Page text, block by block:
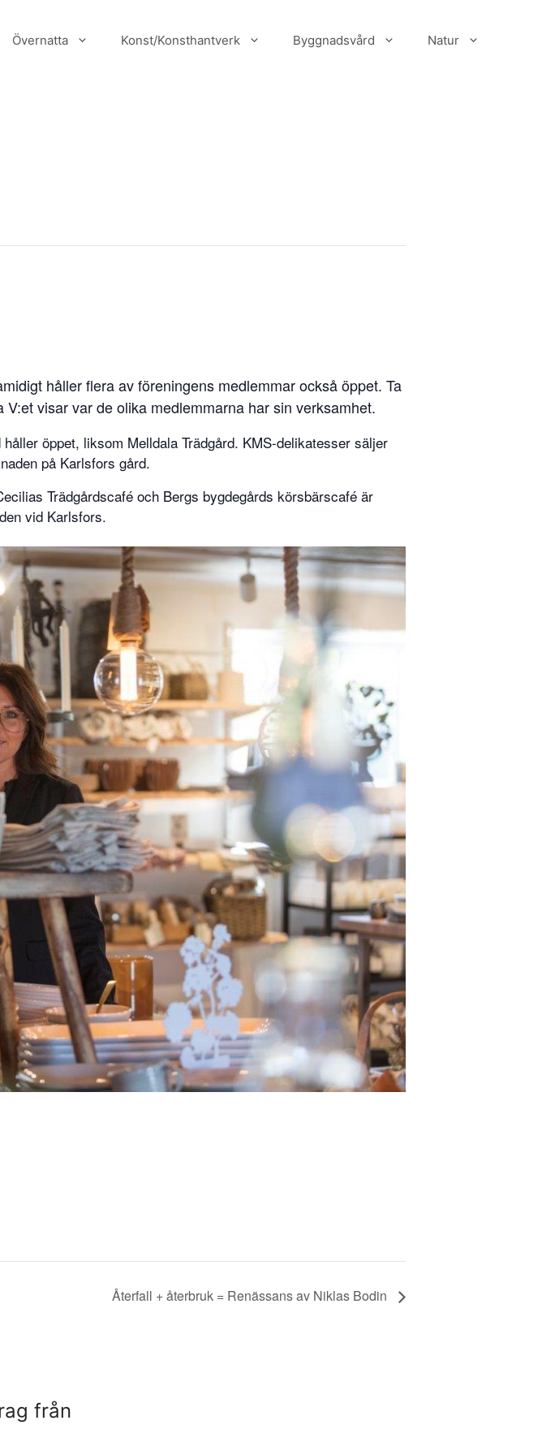
Övernatta Konst/Konsthantverk Byggnadsvård Natur
håller flera av föreningens medlemmar också öppet. Ta
V:et visar var de olika medlemmarna har sin verksamhet.
öppet, liksom Melldala Trädgård. KMS-delikatesser säljer
på Karlsfors gård.
Trädgårdscafé och Bergs bygdegårds körsbärscafé är
vid Karlsfors.
Återfall + återbruk = Renässans av Niklas Bodin
från